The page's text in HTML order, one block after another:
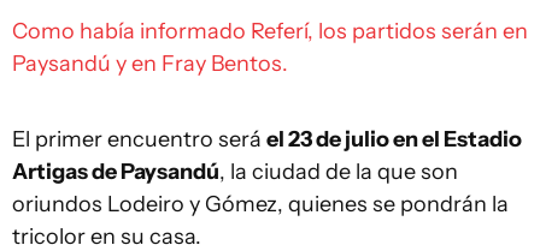
Como había informado Referí, los partidos serán en
Paysandú y en Fray Bentos.
El primer encuentro será el 23 de julio en el Estadio
Artigas de Paysandú, la ciudad de la que son
oriundos Lodeiro y Gómez, quienes se pondrán la
tricolor en su casa.